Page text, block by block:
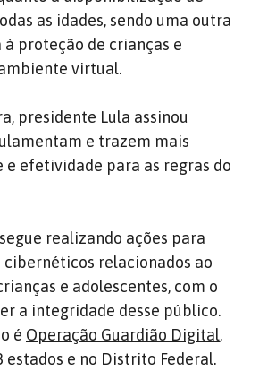
as idades, sendo uma outra
proteção de crianças e
virtual.
presidente Lula assinou
e trazem mais
e efetividade para as regras do
realizando ações para
relacionados ao
e adolescentes, com o
a integridade desse público.
é Operação Guardião Digital,
estados e no Distrito Federal.